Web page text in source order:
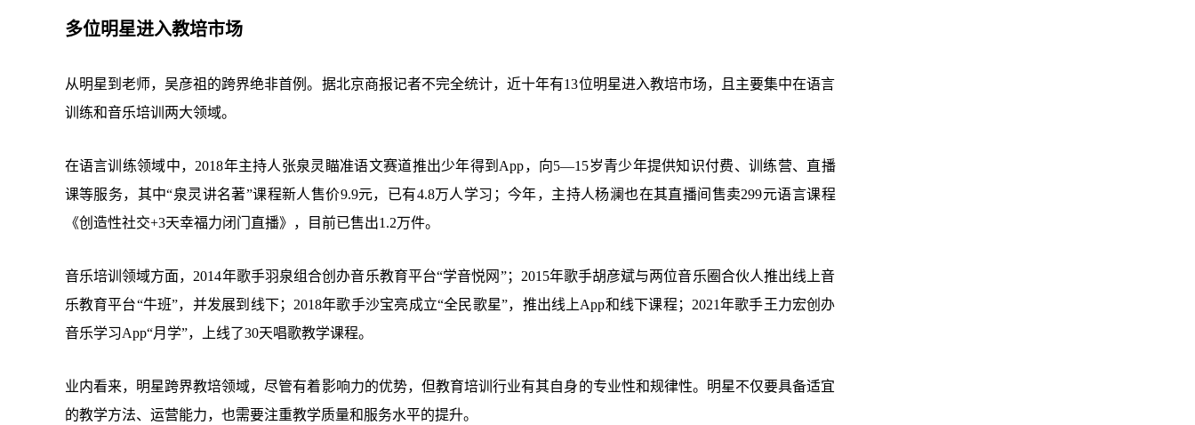
多位明星进入教培市场
从明星到老师，吴彦祖的跨界绝非首例。据北京商报记者不完全统计，近十年有13位明星进入教培市场，且主要集中在语言
训练和音乐培训两大领域。
在语言训练领域中，2018年主持人张泉灵瞄准语文赛道推出少年得到App，向5—15岁青少年提供知识付费、训练营、直播
课等服务，其中“泉灵讲名著”课程新人售价9.9元，已有4.8万人学习；今年，主持人杨澜也在其直播间售卖299元语言课程
《创造性社交+3天幸福力闭门直播》，目前已售出1.2万件。
音乐培训领域方面，2014年歌手羽泉组合创办音乐教育平台“学音悦网”；2015年歌手胡彦斌与两位音乐圈合伙人推出线上音
乐教育平台“牛班”，并发展到线下；2018年歌手沙宝亮成立“全民歌星”，推出线上App和线下课程；2021年歌手王力宏创办
音乐学习App“月学”，上线了30天唱歌教学课程。
业内看来，明星跨界教培领域，尽管有着影响力的优势，但教育培训行业有其自身的专业性和规律性。明星不仅要具备适宜
的教学方法、运营能力，也需要注重教学质量和服务水平的提升。